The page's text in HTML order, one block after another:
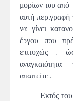
μορίων του από
αυτή περιγραφή
να γίνει
έργου που
επιτυχώς ,
αναγκαιότητα
απαιτείτε .
Εκτός του